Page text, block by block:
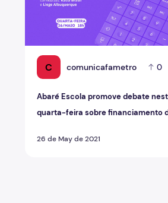
C comunicafametro 0
Abaré Escola promove debate
quarta-feira sobre financiamento
26 de May de 2021